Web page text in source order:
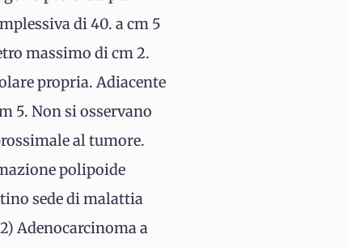
di 40. a cm 5
massimo di cm 2.
propria. Adiacente
5. Non si osservano
al tumore.
polipoide
sede di malattia
Adenocarcinoma a